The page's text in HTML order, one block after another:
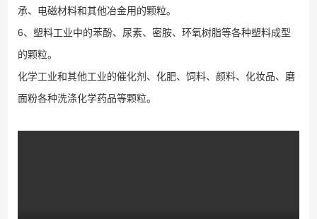
承、电磁材料和其他冶金用的颗粒。
6、塑料工业中的苯酚、尿素、密胺、环氧树脂等各种塑料成型
的颗粒。
化学工业和其他工业的催化剂、化肥、饲料、颜料、化妆品、磨
面粉各种洗涤化学药品等颗粒。